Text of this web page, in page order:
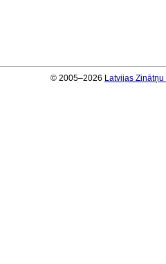
© 2005–2026 Latvijas